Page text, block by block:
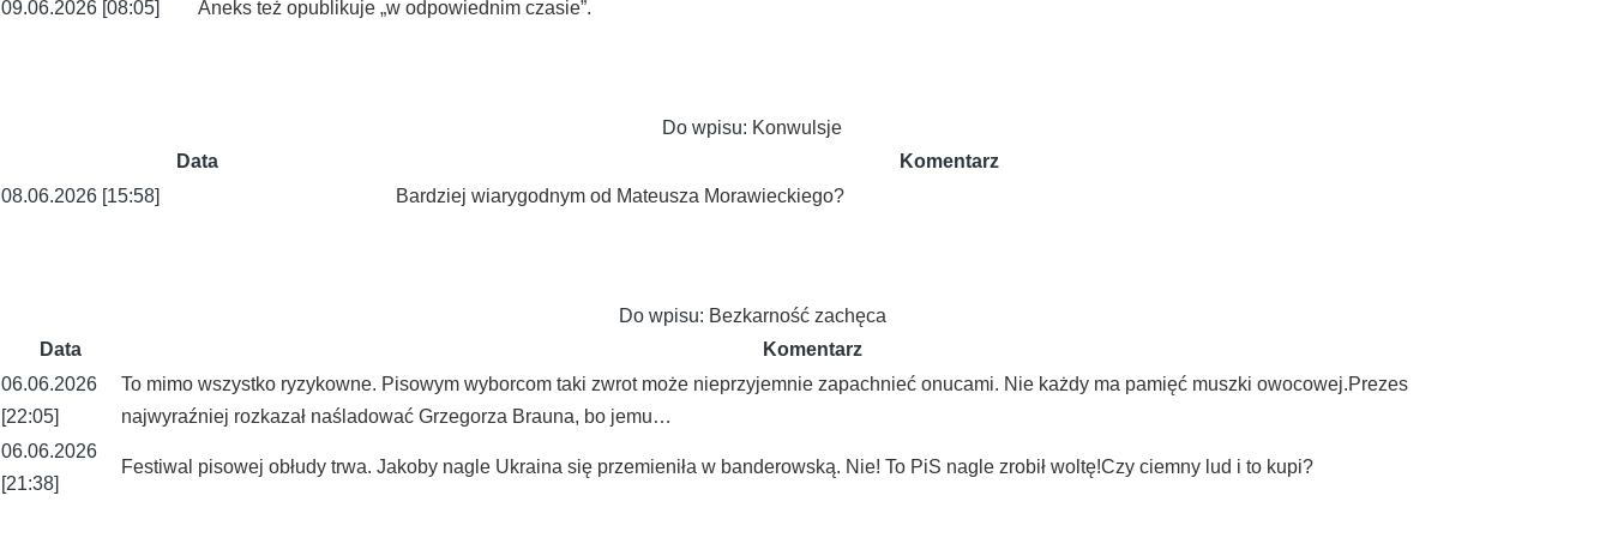
09.06.2026 [08:05]
Aneks też opublikuje „w odpowiednim czasie”.
Do wpisu: Konwulsje
Data
Komentarz
08.06.2026 [15:58]
Bardziej wiarygodnym od Mateusza Morawieckiego?
Do wpisu: Bezkarność zachęca
Data
Komentarz
06.06.2026
[22:05]
To mimo wszystko ryzykowne. Pisowym wyborcom taki zwrot może nieprzyjemnie zapachnieć onucami. Nie każdy ma pamięć muszki owocowej.Prezes
najwyraźniej rozkazał naśladować Grzegorza Brauna, bo jemu…
06.06.2026
[21:38]
Festiwal pisowej obłudy trwa. Jakoby nagle Ukraina się przemieniła w banderowską. Nie! To PiS nagle zrobił woltę!Czy ciemny lud i to kupi?